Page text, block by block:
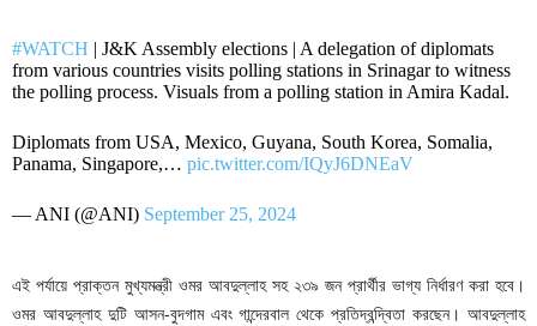
#WATCH | J&K Assembly elections | A delegation of diplomats
from various countries visits polling stations in Srinagar to witness
the polling process. Visuals from a polling station in Amira Kadal.
Diplomats from USA, Mexico, Guyana, South Korea, Somalia,
Panama, Singapore,… pic.twitter.com/IQyJ6DNEaV
— ANI (@ANI) September 25, 2024
এই পর্যায়ে প্রাক্তন মুখ্যমন্ত্রী ওমর আবদুল্লাহ সহ ২৩৯ জন প্রার্থীর ভাগ্য নির্ধারণ করা হবে।
ওমর আবদুল্লাহ দুটি আসন-বুদগাম এবং গান্দেরবাল থেকে প্রতিদ্বন্দ্বিতা করছেন। আবদুল্লাহ